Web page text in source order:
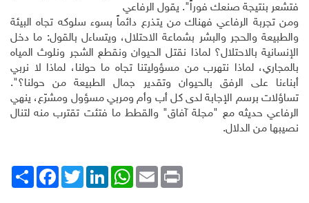
فتشعر بنتيجة صنعك فوراً". يقول الرفاعي
ومن تجربة الرفاعي فهناك من يتذرع دائماً بسوء سلوكه تجاه البيئة
والطبيعة والحجر والبشر بشماعة الاحتلال، ويتساءل بالقول: ما دخل
الإنسانية بالاحتلال؟ لماذا نقتل الحيوان ونقطع الشجر ونلوث المياه
بالمجاري، لماذا نتهرب من مسؤوليتنا تجاه ما حولنا، لماذا لا نربي
أبناءنا على الرفق بالحيوان وتقدير جمال الطبيعة من حولنا؟".
تساؤلات برسم الإجابة لدى كل أب وأم ومربي مسؤول ومشرّع، ينهي
الرفاعي حديثه مع "مجلة آفاق" والقطط ما فتئت تقترب منه لتنال
نصيبها من الدلال.
انشر
FacebookTwitterLinkedIn
WhatsAppEmail Print